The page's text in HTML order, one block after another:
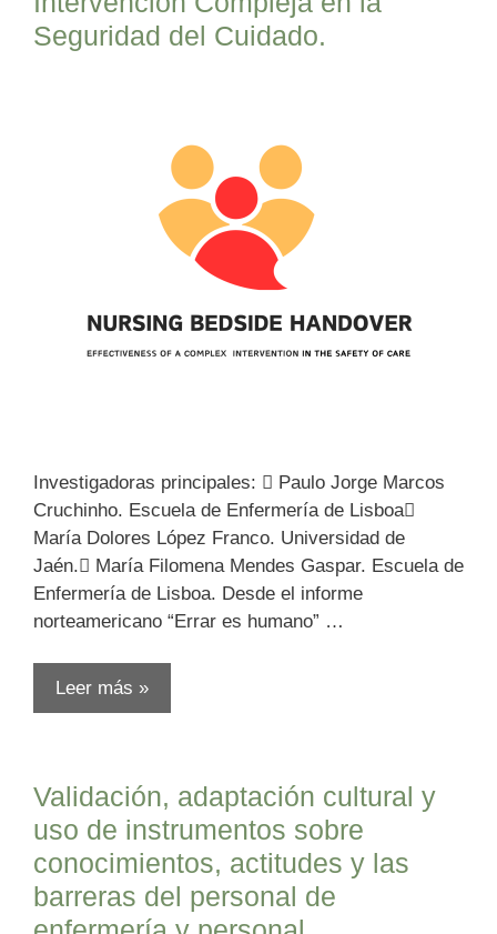
Seguridad del Cuidado.
Investigadoras principales:  Paulo Jorge Marcos
Cruchinho. Escuela de Enfermería de Lisboa
María Dolores López Franco. Universidad de
Jaén. María Filomena Mendes Gaspar. Escuela de
Enfermería de Lisboa. Desde el informe
norteamericano “Errar es humano” …
Leer más »
Validación, adaptación cultural y
uso de instrumentos sobre
conocimientos, actitudes y las
barreras del personal de